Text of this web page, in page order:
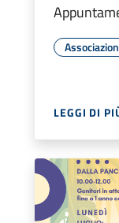
LEGGI DI